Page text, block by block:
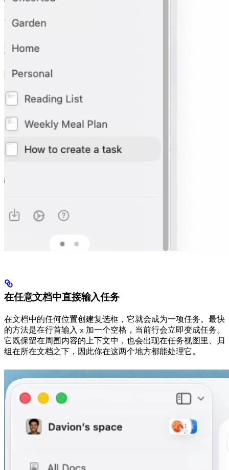
在任意文档中直接输入任务
在文档中的任何位置创建复选框，它就会成为一项任务。最快
的方法是在行首输入 x 加一个空格，当前行会立即变成任务。
它既保留在周围内容的上下文中，也会出现在任务视图里、归
组在所在文档之下，因此你在这两个地方都能处理它。